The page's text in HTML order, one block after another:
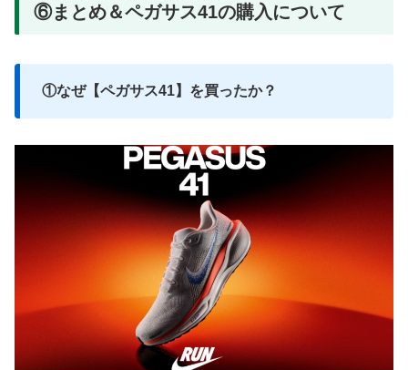
⑥まとめ＆ペガサス41の購入について
①なぜ【ペガサス41】を買ったか？